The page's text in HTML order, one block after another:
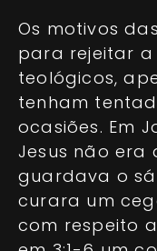
Os motivos
para rejeitar a
teológicos,
tenham
ocasiões. Em
Jesus não era
guardava o
curara um
com respeito